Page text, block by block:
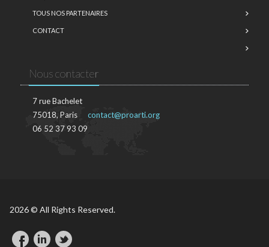
TOUS NOS PARTENAIRES
CONTACT
Nous contacter
7 rue Bachelet
75018, Paris
06 52 37 93 09
contact@proarti.org
2026 © All Rights Reserved.